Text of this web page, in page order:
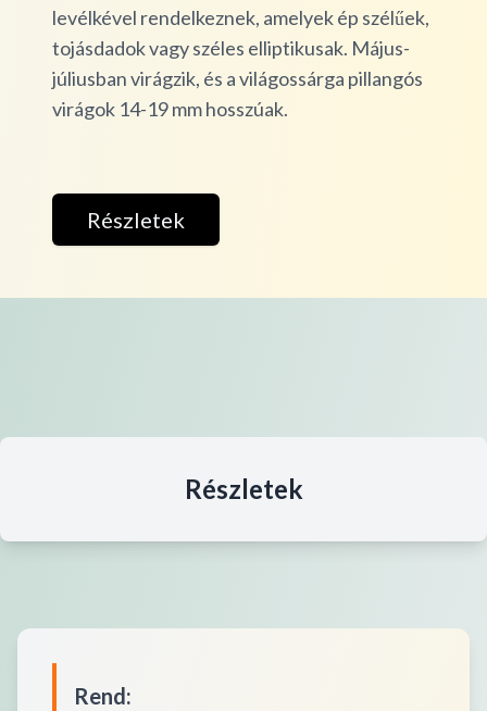
levélkével rendelkeznek, amelyek ép szélűek,
tojásdadok vagy széles elliptikusak. Május-
júliusban virágzik, és a világossárga pillangós
virágok 14-19 mm hosszúak.
Részletek
Részletek
Rend: